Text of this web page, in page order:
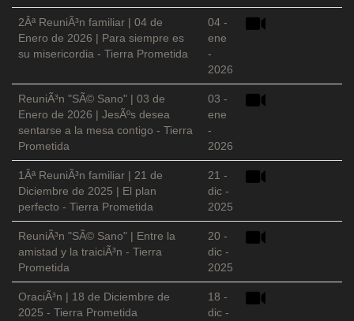
2Âª ReuniÃ³n familiar | 04 de
Enero de 2026 | Para siempre es
su misericordia - Tierra Prometida
04 -
ene
-
2026
ReuniÃ³n "SÃ© Sano" | 03 de
Enero de 2026 | JesÃºs desea
sentarse a la mesa contigo - Tierra
Prometida
03 -
ene
-
2026
1Âª ReuniÃ³n familiar | 21 de
Diciembre de 2025 | El plan
perfecto - Tierra Prometida
21 -
dic -
2025
ReuniÃ³n "SÃ© Sano" | Entre la
amistad y la traiciÃ³n - Tierra
Prometida
20 -
dic -
2025
OraciÃ³n | 18 de Diciembre de
2025 - Tierra Prometida
18 -
dic -